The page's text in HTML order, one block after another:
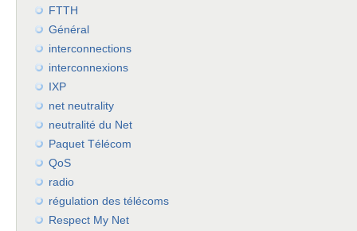
FTTH
Général
interconnections
interconnexions
IXP
net neutrality
neutralité du Net
Paquet Télécom
QoS
radio
régulation des télécoms
Respect My Net